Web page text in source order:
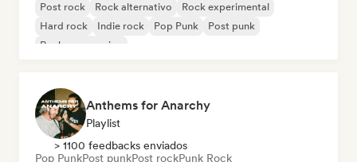
Post rock Rock alternativo
Rock experimental
Hard rock
Indie rock Pop Punk
Post punk
Rock progressivo
Anthems for Anarchy
Playlist
> 1100 feedbacks enviados
Pop PunkPost punkPost rockPunk Rock